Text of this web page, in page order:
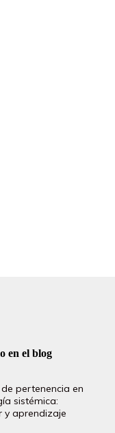
en el blog
pertenencia en
sistémica:
y aprendizaje